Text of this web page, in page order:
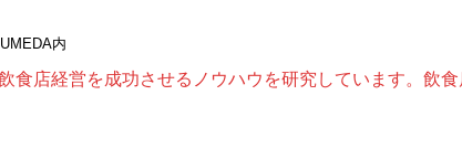
内
食店経営を成功させるノウハウを研究しています。飲